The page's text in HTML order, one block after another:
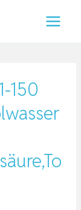
150